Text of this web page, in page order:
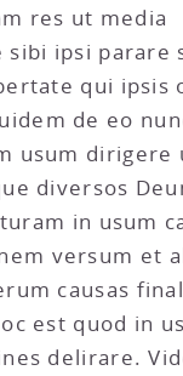
res ut media
ipsi parare
qui ipsis
de eo
usum dirigere
diversos
in usum
versum et
causas
est quod in
delirare.